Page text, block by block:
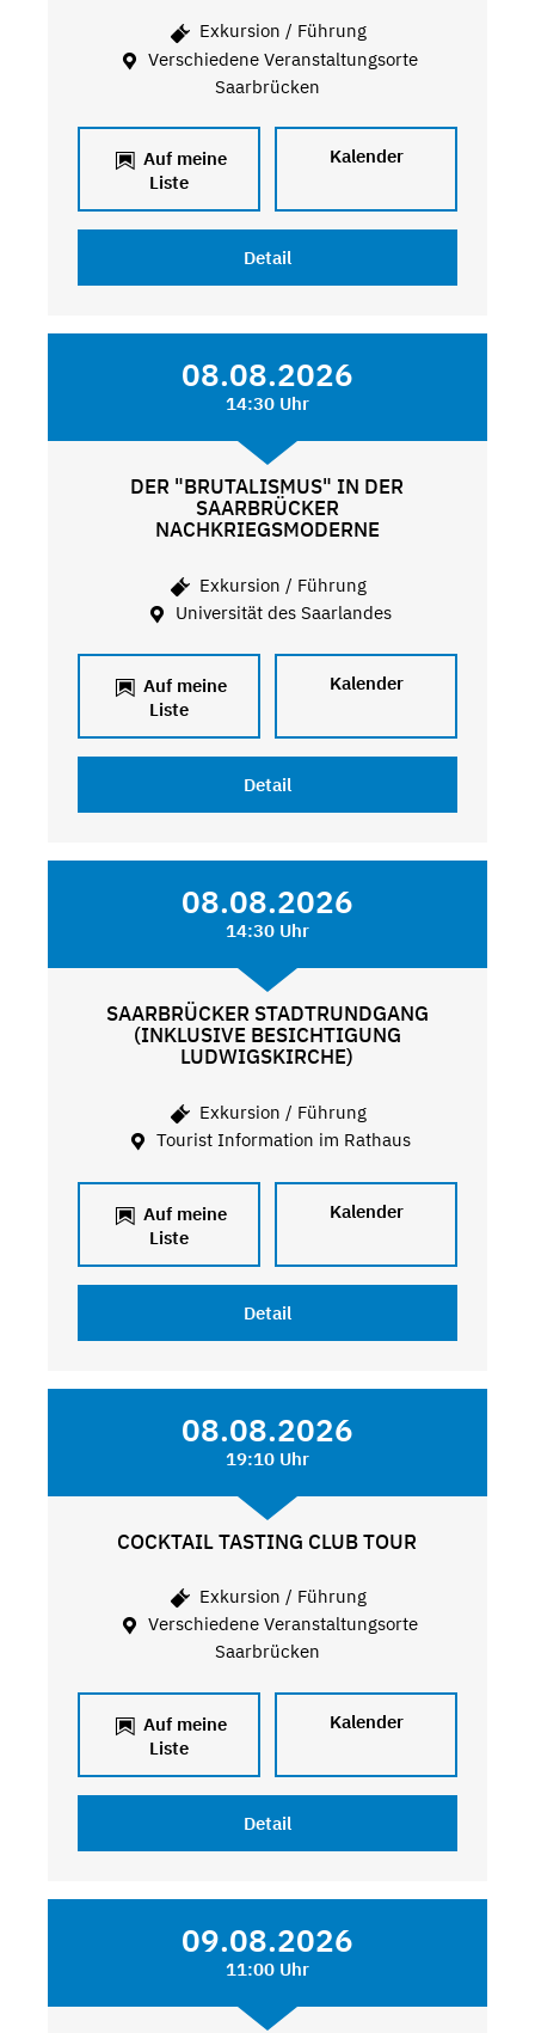
Exkursion / Führung
Verschiedene Veranstaltungsorte
Saarbrücken
Auf meine
Liste
Kalender
Detail
08.08.2026
14:30 Uhr
DER "BRUTALISMUS" IN DER
SAARBRÜCKER
NACHKRIEGSMODERNE
Exkursion / Führung
Universität des Saarlandes
Auf meine
Liste
Kalender
Detail
08.08.2026
14:30 Uhr
SAARBRÜCKER STADTRUNDGANG
(INKLUSIVE BESICHTIGUNG
LUDWIGSKIRCHE)
Exkursion / Führung
Tourist Information im Rathaus
Auf meine
Liste
Kalender
Detail
08.08.2026
19:10 Uhr
COCKTAIL TASTING CLUB TOUR
Exkursion / Führung
Verschiedene Veranstaltungsorte
Saarbrücken
Auf meine
Liste
Kalender
Detail
09.08.2026
11:00 Uhr